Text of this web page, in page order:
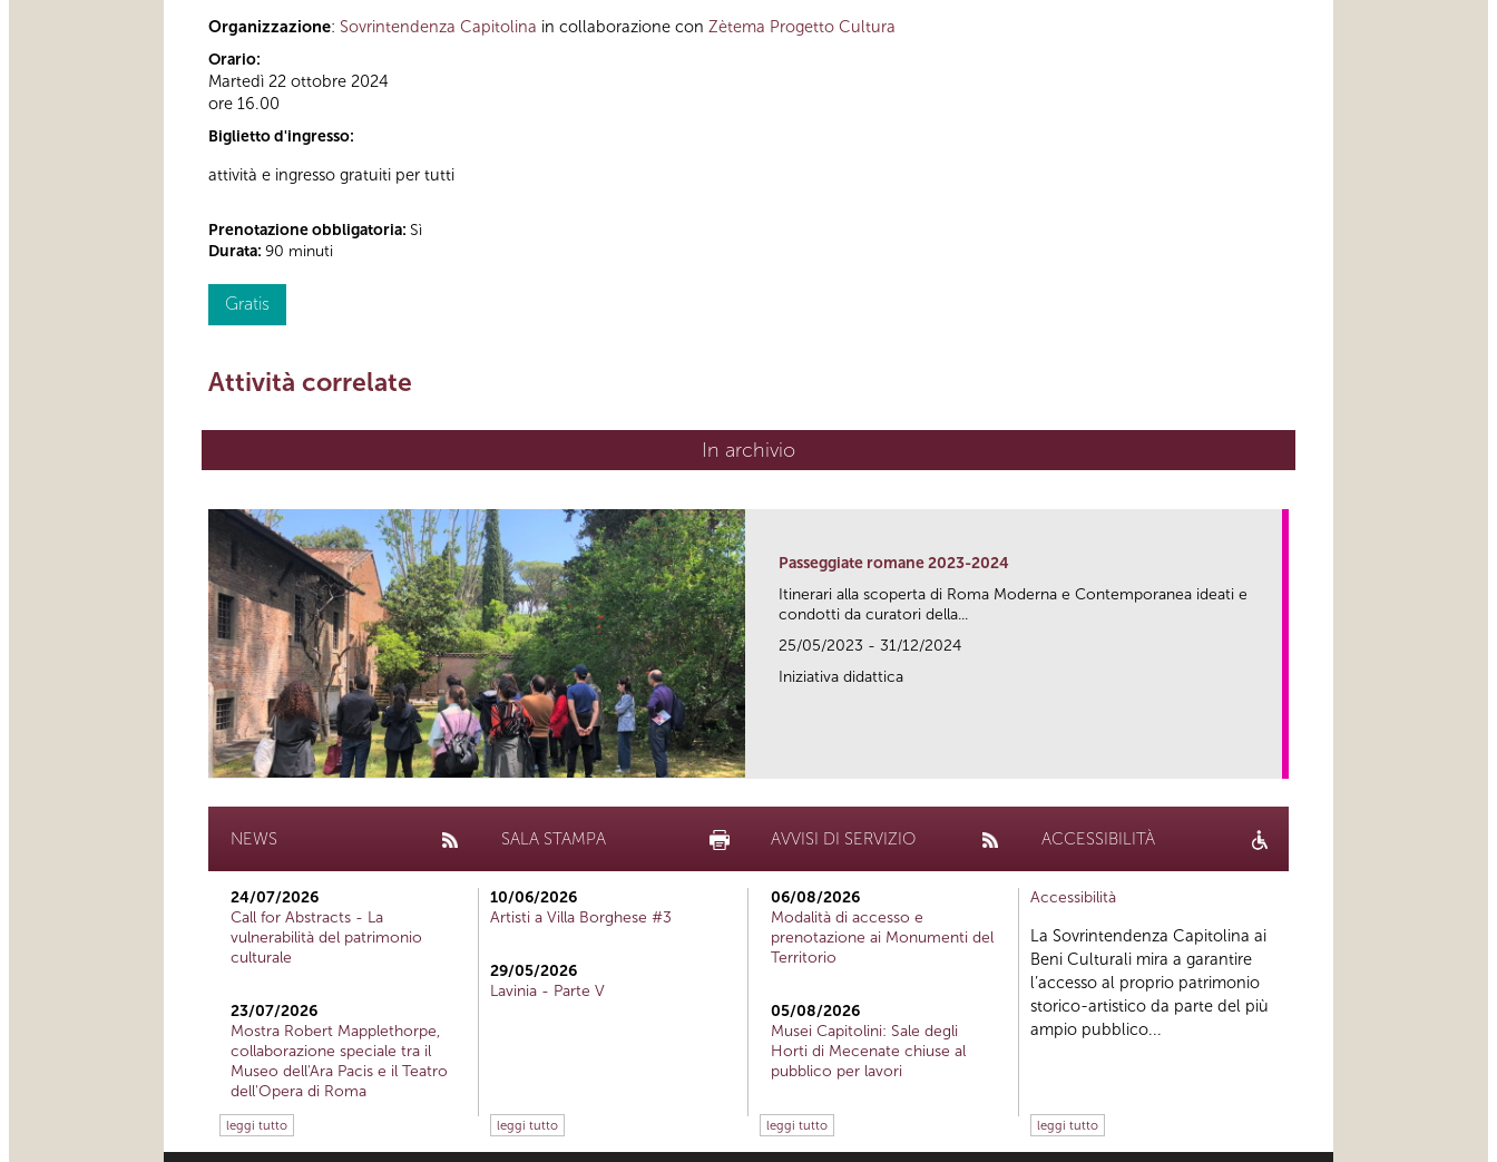
Organizzazione: Sovrintendenza Capitolina in collaborazione con Zètema Progetto Cultura
Orario:
Martedì 22 ottobre 2024
ore 16.00
Biglietto d'ingresso:
attività e ingresso gratuiti per tutti
Prenotazione obbligatoria: Sì
Durata: 90 minuti
Gratis
Attività correlate
In archivio
Passeggiate romane 2023-2024
Itinerari alla scoperta di Roma Moderna e Contemporanea ideati e
condotti da curatori della...
25/05/2023 - 31/12/2024
Iniziativa didattica
NEWS
24/07/2026
Call for Abstracts - La
vulnerabilità del patrimonio
culturale
23/07/2026
Mostra Robert Mapplethorpe,
collaborazione speciale tra il
Museo dell'Ara Pacis e il Teatro
dell'Opera di Roma
leggi tutto
SALA STAMPA
10/06/2026
Artisti a Villa Borghese #3
29/05/2026
Lavinia - Parte V
leggi tutto
AVVISI DI SERVIZIO
06/08/2026
Modalità di accesso e
prenotazione ai Monumenti del
Territorio
05/08/2026
Musei Capitolini: Sale degli
Horti di Mecenate chiuse al
pubblico per lavori
leggi tutto
ACCESSIBILITÀ
Accessibilità
La Sovrintendenza Capitolina ai
Beni Culturali mira a garantire
l’accesso al proprio patrimonio
storico-artistico da parte del più
ampio pubblico...
leggi tutto